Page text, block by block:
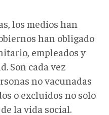
los medios han
han obligado
empleados y
Son cada vez
no vacunadas
o excluidos no solo
la vida social.